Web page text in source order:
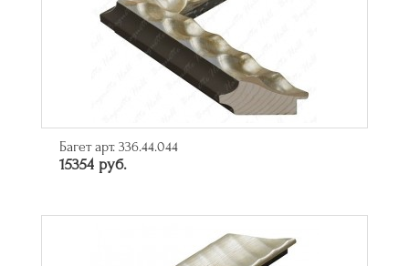
Багет арт. 336.44.044
15354 руб.